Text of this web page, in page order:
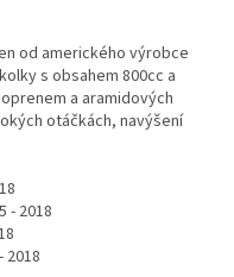
od amerického výrobce
s obsahem 800cc a
a aramidových
otáčkách, navýšení
- 2018
2018